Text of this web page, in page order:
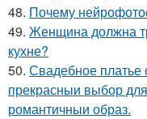
48. Почему
49. Женщина должна
кухне?
50. Свадебное платье
прекрасныи выбор
романтичныи образ.